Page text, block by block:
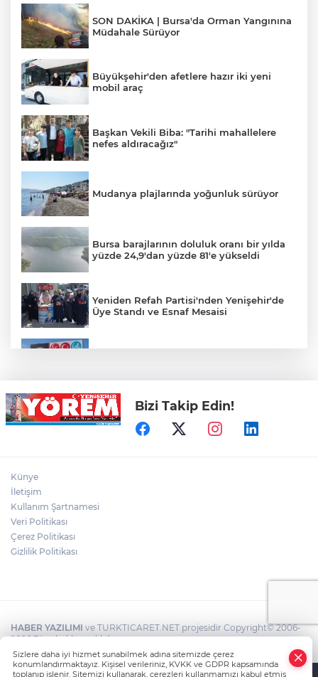
SON DAKİKA | Bursa'da Orman Yangınına
Müdahale Sürüyor
Büyükşehir'den afetlere hazır iki yeni
mobil araç
Başkan Vekili Biba: "Tarihi mahallelere
nefes aldıracağız"
Mudanya plajlarında yoğunluk sürüyor
Bursa barajlarının doluluk oranı bir yılda
yüzde 24,9'dan yüzde 81'e yükseldi
Yeniden Refah Partisi'nden Yenişehir'de
Üye Standı ve Esnaf Mesaisi
Açıkhava’da ‘cimri’ye alkış yağmuru
Bizi Takip Edin!
Künye
İletişim
Kullanım Şartnamesi
Veri Politikası
Çerez Politikası
Gizlilik Politikası
HABER YAZILIMI ve TURKTICARET.NET projesidir Copyright© 2006-
2026 Tüm hakları saklıdır.
Sizlere daha iyi hizmet sunabilmek adına sitemizde çerez
konumlandırmaktayız. Kişisel verileriniz, KVKK ve GDPR kapsamında
toplanıp işlenir. Sitemizi kullanarak, çerezleri kullanmamızı kabul etmiş